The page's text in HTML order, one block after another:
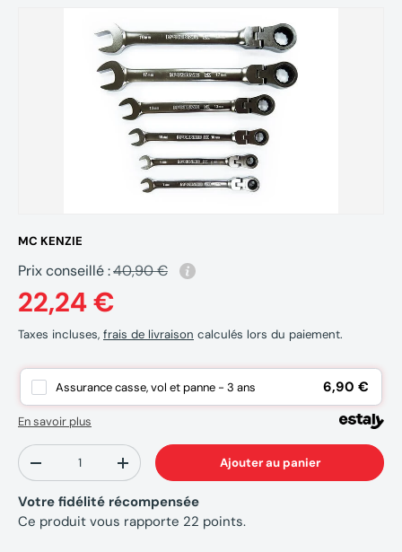
MC KENZIE
Prix conseillé :40,90 €
22,24 €
Taxes incluses, frais de livraison calculés lors du paiement.
Assurance casse, vol et panne - 3 ans 6,90 €
En savoir plus
Qté
-
+ Ajouter au panier
Votre fidélité récompensée
Ce produit vous rapporte 22 points.